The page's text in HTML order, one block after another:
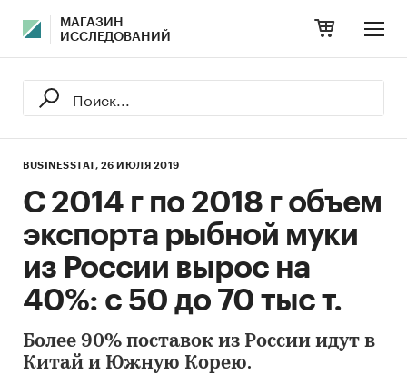
МАГАЗИН
ИССЛЕДОВАНИЙ
BUSINESSTAT, 26 ИЮЛЯ 2019
С 2014 г по 2018 г объем
экспорта рыбной муки
из России вырос на
40%: с 50 до 70 тыс т.
Более 90% поставок из России идут в
Китай и Южную Корею.